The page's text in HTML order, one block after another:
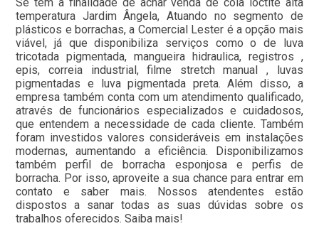
temperatura Jardim Ângela, Atuando no segmento de
plásticos e borrachas, a Comercial Lester é a opção mais
viável, já que disponibiliza serviços como o de luva
tricotada pigmentada, mangueira hidraulica, registros ,
epis, correia industrial, filme stretch manual , luvas
pigmentadas e luva pigmentada preta. Além disso, a
empresa também conta com um atendimento qualificado,
através de funcionários especializados e cuidadosos,
que entendem a necessidade de cada cliente. Também
foram investidos valores consideráveis em instalações
modernas, aumentando a eficiência. Disponibilizamos
também perfil de borracha esponjosa e perfis de
borracha. Por isso, aproveite a sua chance para entrar em
contato e saber mais. Nossos atendentes estão
dispostos a sanar todas as suas dúvidas sobre os
trabalhos oferecidos. Saiba mais!